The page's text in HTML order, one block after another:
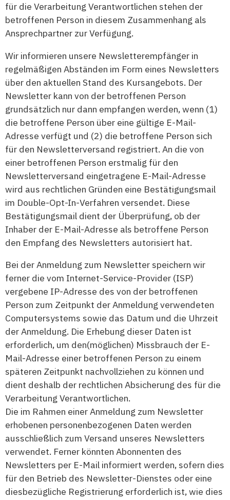
für die Verarbeitung Verantwortlichen stehen der
betroffenen Person in diesem Zusammenhang als
Ansprechpartner zur Verfügung.
Wir informieren unsere Newsletterempfänger in
regelmäßigen Abständen im Form eines Newsletters
über den aktuellen Stand des Kursangebots. Der
Newsletter kann von der betroffenen Person
grundsätzlich nur dann empfangen werden, wenn (1)
die betroffene Person über eine gültige E-Mail-
Adresse verfügt und (2) die betroffene Person sich
für den Newsletterversand registriert. An die von
einer betroffenen Person erstmalig für den
Newsletterversand eingetragene E-Mail-Adresse
wird aus rechtlichen Gründen eine Bestätigungsmail
im Double-Opt-In-Verfahren versendet. Diese
Bestätigungsmail dient der Überprüfung, ob der
Inhaber der E-Mail-Adresse als betroffene Person
den Empfang des Newsletters autorisiert hat.
Bei der Anmeldung zum Newsletter speichern wir
ferner die vom Internet-Service-Provider (ISP)
vergebene IP-Adresse des von der betroffenen
Person zum Zeitpunkt der Anmeldung verwendeten
Computersystems sowie das Datum und die Uhrzeit
der Anmeldung. Die Erhebung dieser Daten ist
erforderlich, um den(möglichen) Missbrauch der E-
Mail-Adresse einer betroffenen Person zu einem
späteren Zeitpunkt nachvollziehen zu können und
dient deshalb der rechtlichen Absicherung des für die
Verarbeitung Verantwortlichen.
Die im Rahmen einer Anmeldung zum Newsletter
erhobenen personenbezogenen Daten werden
ausschließlich zum Versand unseres Newsletters
verwendet. Ferner könnten Abonnenten des
Newsletters per E-Mail informiert werden, sofern dies
für den Betrieb des Newsletter-Dienstes oder eine
diesbezügliche Registrierung erforderlich ist, wie dies